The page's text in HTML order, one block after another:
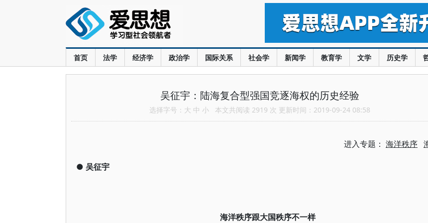
首页 法学 经济学 政治学 国际关系 社会学 新闻学 教育学 文学 历史学
吴征宇：陆海复合型强国竞逐海权的历史经验
选择字号： 大 中 小 本文共阅读 2919 次 更新时间：2019-09-24 08:58
进入专题： 海洋秩序
● 吴征宇
海洋秩序跟大国秩序不一样